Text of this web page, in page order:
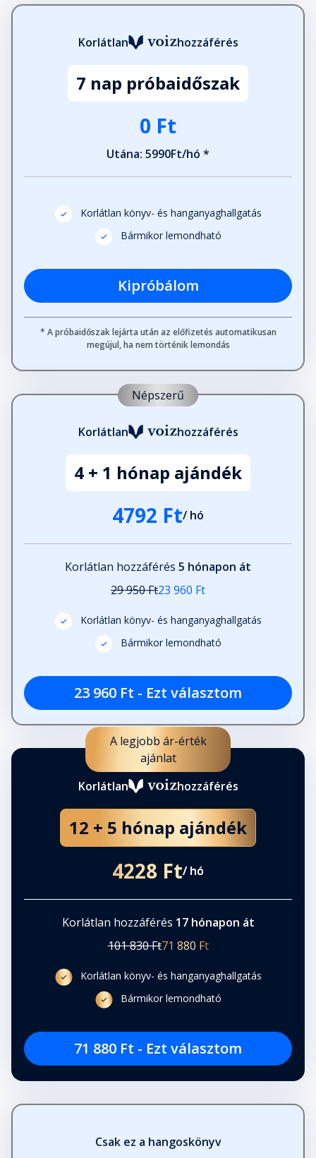
Korlátlan hozzáférés
7 nap próbaidőszak
0 Ft
Utána: 5990Ft/hó *
Korlátlan könyv- és hanganyaghallgatás
Bármikor lemondható
Kipróbálom
* A próbaidőszak lejárta után az előfizetés automatikusan
megújul, ha nem történik lemondás
Népszerű
Korlátlan hozzáférés
4 + 1 hónap ajándék
4792 Ft/ hó
Korlátlan hozzáférés 5 hónapon át
29 950 Ft23 960 Ft
Korlátlan könyv- és hanganyaghallgatás
Bármikor lemondható
23 960 Ft - Ezt választom
A legjobb ár-érték
ajánlat
Korlátlan
hozzáférés
12 + 5 hónap ajándék
4228 Ft/ hó
Korlátlan hozzáférés 17 hónapon át
101 830 Ft71 880 Ft
Korlátlan könyv- és hanganyaghallgatás
Bármikor lemondható
71 880 Ft - Ezt választom
Csak ez a hangoskönyv